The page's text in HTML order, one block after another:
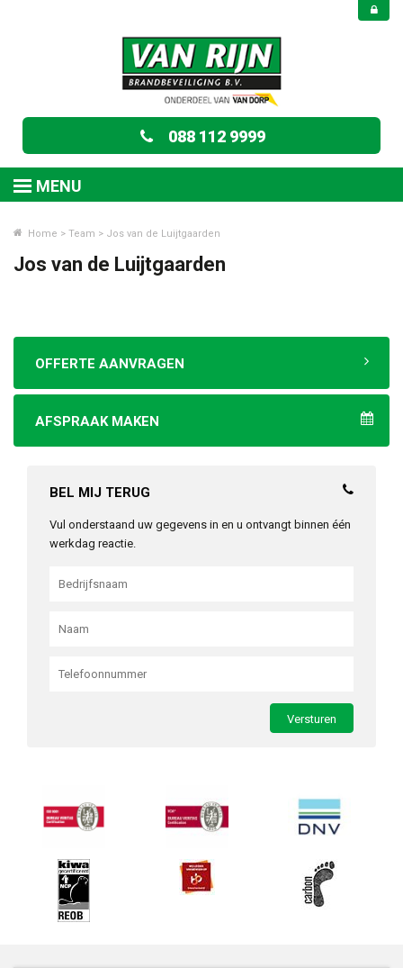
088 112 9999
MENU
Home > Team > Jos van de Luijtgaarden
Jos van de Luijtgaarden
OFFERTE AANVRAGEN
AFSPRAAK MAKEN
BEL MIJ TERUG
Vul onderstaand uw gegevens in en u ontvangt binnen één
werkdag reactie.